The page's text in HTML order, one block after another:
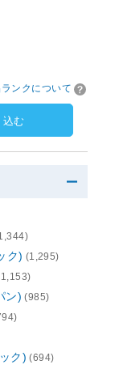
ンクについて
込む
ク) (1,295)
ン) (985)
ク) (694)